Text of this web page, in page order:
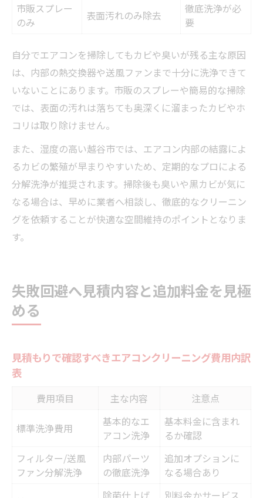
市販スプレー
のみ
表面汚れのみ除去
徹底洗浄が必
要
自分でエアコンを掃除してもカビや臭いが残る主な原因
は、内部の熱交換器や送風ファンまで十分に洗浄できて
いないことにあります。市販のスプレーや簡易的な掃除
では、表面の汚れは落ちても奥深くに溜まったカビやホ
コリは取り除けません。
また、湿度の高い越谷市では、エアコン内部の結露によ
るカビの繁殖が早まりやすいため、定期的なプロによる
分解洗浄が推奨されます。掃除後も臭いや黒カビが気に
なる場合は、早めに業者へ相談し、徹底的なクリーニン
グを依頼することが快適な空間維持のポイントとなりま
す。
失敗回避へ見積内容と追加料金を見極
める
見積もりで確認すべきエアコンクリーニング費用内訳
表
費用項目 主な内容 注意点
標準洗浄費用
基本的なエ
アコン洗浄
基本料金に含まれ
るか確認
フィルター/送風
ファン分解洗浄
内部パーツ
の徹底洗浄
追加オプションに
なる場合あり
除菌仕上げ
別料金かサービス